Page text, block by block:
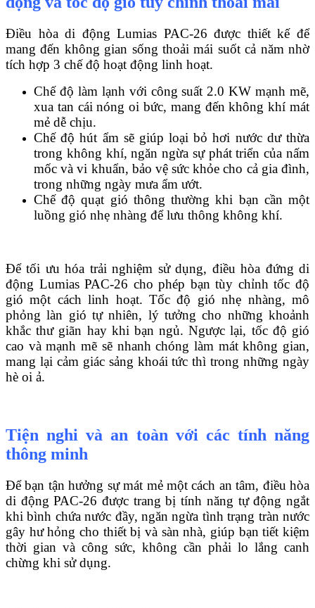
Điều hòa di động Lumias PAC-26 được thiết kế để
mang đến không gian sống thoải mái suốt cả năm nhờ
tích hợp 3 chế độ hoạt động linh hoạt.
Chế độ làm lạnh với công suất 2.0 KW mạnh mẽ,
xua tan cái nóng oi bức, mang đến không khí mát
mẻ dễ chịu.
Chế độ hút ẩm sẽ giúp loại bỏ hơi nước dư thừa
trong không khí, ngăn ngừa sự phát triển của nấm
mốc và vi khuẩn, bảo vệ sức khỏe cho cả gia đình,
trong những ngày mưa ẩm ướt.
Chế độ quạt gió thông thường khi bạn cần một
luồng gió nhẹ nhàng để lưu thông không khí.
Để tối ưu hóa trải nghiệm sử dụng, điều hòa đứng di
động Lumias PAC-26 cho phép bạn tùy chỉnh tốc độ
gió một cách linh hoạt. Tốc độ gió nhẹ nhàng, mô
phỏng làn gió tự nhiên, lý tưởng cho những khoảnh
khắc thư giãn hay khi bạn ngủ. Ngược lại, tốc độ gió
cao và mạnh mẽ sẽ nhanh chóng làm mát không gian,
mang lại cảm giác sảng khoái tức thì trong những ngày
hè oi ả.
Tiện nghi và an toàn với các tính năng
thông minh
Để bạn tận hưởng sự mát mẻ một cách an tâm, điều hòa
di động PAC-26 được trang bị tính năng tự động ngắt
khi bình chứa nước đầy, ngăn ngừa tình trạng tràn nước
gây hư hỏng cho thiết bị và sàn nhà, giúp bạn tiết kiệm
thời gian và công sức, không cần phải lo lắng canh
chừng khi sử dụng.